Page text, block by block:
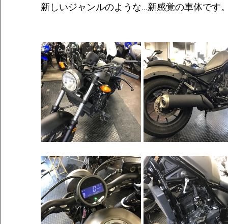
新しいジャンルのような…新感覚の車体です